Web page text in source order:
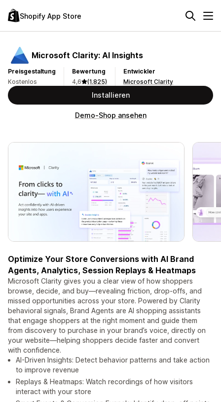
Shopify App Store
Microsoft Clarity: AI Insights
Preisgestaltung
Kostenlos
Bewertung
4,6
(1.825)
Entwickler
Microsoft Clarity
Installieren
Demo-Shop ansehen
Optimize Your Store Conversions with AI Brand
Agents, Analytics, Session Replays & Heatmaps
Microsoft Clarity gives you a clear view of how shoppers
browse, decide, and buy—revealing friction, drop‑offs, and
missed opportunities across your store. Powered by Clarity
behavioral signals, Brand Agents are AI shopping assistants
that engage shoppers at the right moment and guide them
from discovery to purchase in your brand’s voice, directly on
your website—helping shoppers decide faster and convert
with confidence.
AI-Driven Insights: Detect behavior patterns and take action
to improve revenue
Replays & Heatmaps: Watch recordings of how visitors
interact with your store